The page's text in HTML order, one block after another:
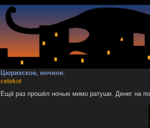
Цюрихское, ночное.
cetekot
Ещё раз прошёл ночью мимо ратуши. Денег на